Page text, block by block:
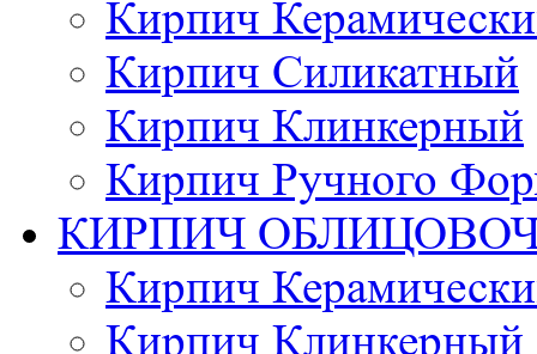
Кирпич
Кирпич Силикатный
Кирпич Клинкерный
Кирпич Ручного
КИРПИЧ
Кирпич
Кирпич Клинкерный